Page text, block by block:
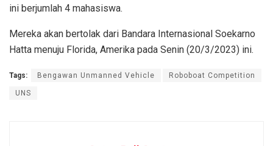
ini berjumlah 4 mahasiswa.
Mereka akan bertolak dari Bandara Internasional Soekarno
Hatta menuju Florida, Amerika pada Senin (20/3/2023) ini.
Tags: Bengawan Unmanned Vehicle Roboboat Competition
UNS